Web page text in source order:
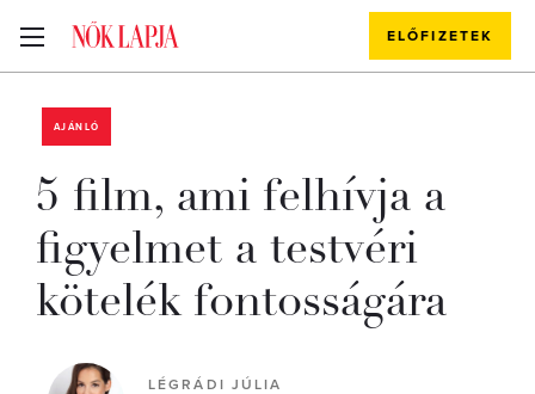
ELŐFIZETEK
AJÁNLÓ
5 film, ami felhívja a
figyelmet a testvéri
kötelék fontosságára
LÉGRÁDI JÚLIA